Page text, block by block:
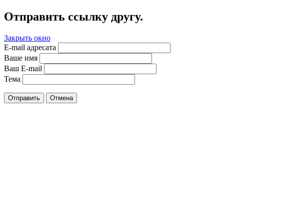
Отправить ссылку другу.
Закрыть окно
E-mail адресата
Ваше имя
Ваш E-mail
Тема
Отправить Отмена